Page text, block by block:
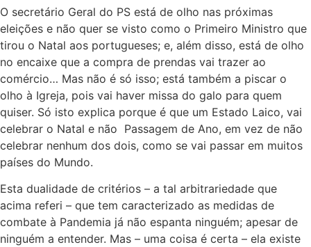
O secretário Geral do PS está de olho nas próximas
eleições e não quer se visto como o Primeiro Ministro que
tirou o Natal aos portugueses; e, além disso, está de olho
no encaixe que a compra de prendas vai trazer ao
comércio… Mas não é só isso; está também a piscar o
olho à Igreja, pois vai haver missa do galo para quem
quiser. Só isto explica porque é que um Estado Laico, vai
celebrar o Natal e não Passagem de Ano, em vez de não
celebrar nenhum dos dois, como se vai passar em muitos
países do Mundo.
Esta dualidade de critérios – a tal arbitrariedade que
acima referi – que tem caracterizado as medidas de
combate à Pandemia já não espanta ninguém; apesar de
ninguém a entender. Mas – uma coisa é certa – ela existe